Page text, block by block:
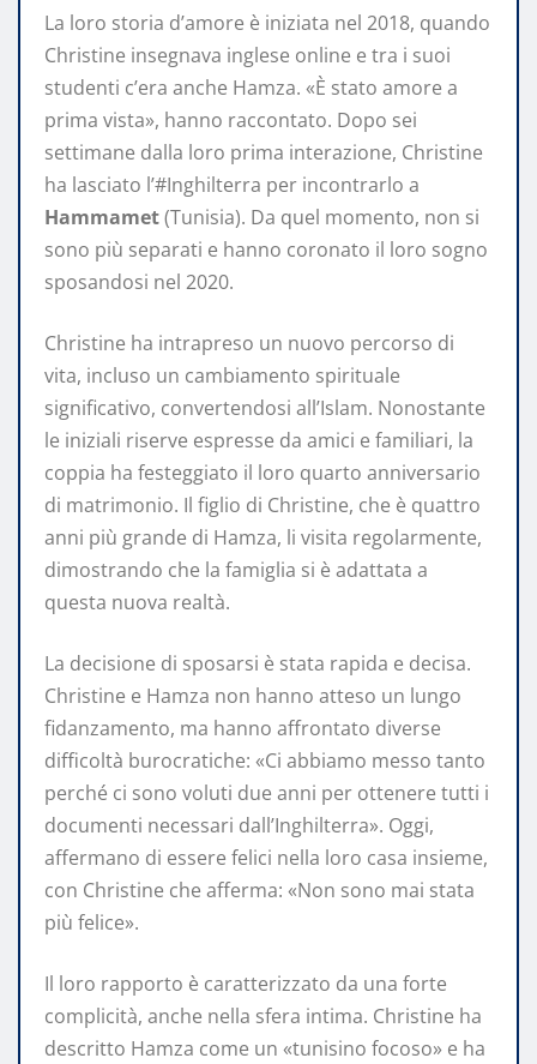
La loro storia d’amore è iniziata nel 2018, quando
Christine insegnava inglese online e tra i suoi
studenti c’era anche Hamza. «È stato amore a
prima vista», hanno raccontato. Dopo sei
settimane dalla loro prima interazione, Christine
ha lasciato l’#Inghilterra per incontrarlo a
Hammamet(Tunisia). Da quel momento, non si
sono più separati e hanno coronato il loro sogno
sposandosi nel 2020.
Christine ha intrapreso un nuovo percorso di
vita, incluso un cambiamento spirituale
significativo, convertendosi all’Islam. Nonostante
le iniziali riserve espresse da amici e familiari, la
coppia ha festeggiato il loro quarto anniversario
di matrimonio. Il figlio di Christine, che è quattro
anni più grande di Hamza, li visita regolarmente,
dimostrando che la famiglia si è adattata a
questa nuova realtà.
La decisione di sposarsi è stata rapida e decisa.
Christine e Hamza non hanno atteso un lungo
fidanzamento, ma hanno affrontato diverse
difficoltà burocratiche: «Ci abbiamo messo tanto
perché ci sono voluti due anni per ottenere tutti i
documenti necessari dall’Inghilterra». Oggi,
affermano di essere felici nella loro casa insieme,
con Christine che afferma: «Non sono mai stata
più felice».
Il loro rapporto è caratterizzato da una forte
complicità, anche nella sfera intima. Christine ha
descritto Hamza come un «tunisino focoso» e ha